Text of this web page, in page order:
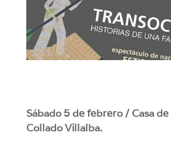
Sábado 5 de febrero / Casa
Collado Villalba.